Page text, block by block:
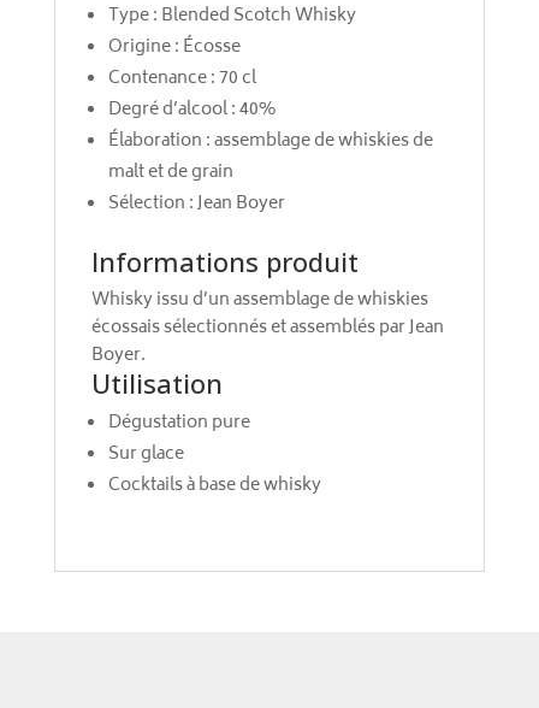
Type : Blended Scotch Whisky
Origine : Écosse
Contenance : 70 cl
Degré d’alcool : 40%
Élaboration : assemblage de whiskies de
malt et de grain
Sélection : Jean Boyer
Informations produit
Whisky issu d’un assemblage de whiskies
écossais sélectionnés et assemblés par Jean
Boyer.
Utilisation
Dégustation pure
Sur glace
Cocktails à base de whisky